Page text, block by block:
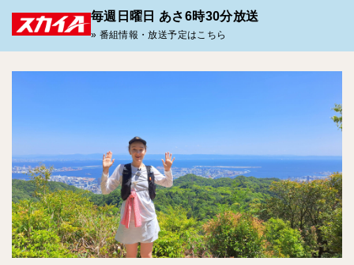
毎週日曜日 あさ6時30分放送
» 番組情報・放送予定はこちら